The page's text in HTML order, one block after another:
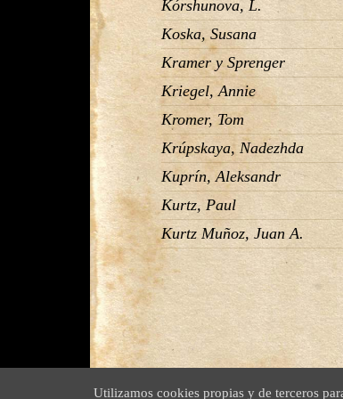
Kórshunova, L.
Koska, Susana
Kramer y Sprenger
Kriegel, Annie
Kromer, Tom
Krúpskaya, Nadezhda
Kuprín, Aleksandr
Kurtz, Paul
Kurtz Muñoz, Juan A.
Utilizamos cookies propias y de terceros